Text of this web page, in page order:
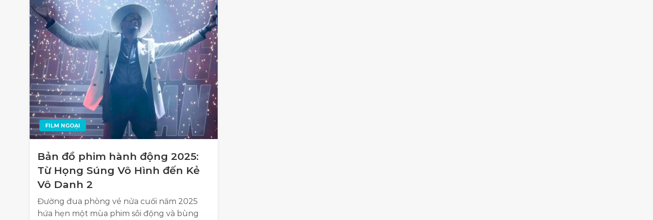
FILM NGOẠI
Bản đồ phim hành động 2025:
Từ Họng Súng Vô Hình đến Kẻ
Vô Danh 2
Đường đua phòng vé nửa cuối năm 2025
hứa hẹn một mùa phim sôi động và bùng